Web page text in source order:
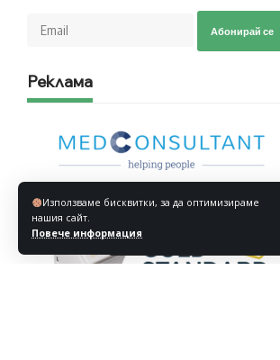
Използваме бисквитки, за да оптимизираме
нашия сайт.
Повече информация
Абонирай се
Реклама